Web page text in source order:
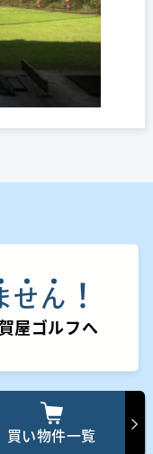
せん ！
屋ゴルフへ
買い物件一覧